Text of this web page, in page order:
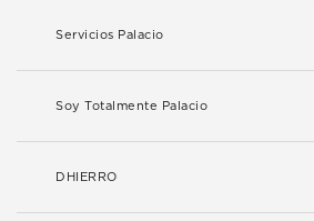
Servicios Palacio
Soy Totalmente Palacio
DHIERRO